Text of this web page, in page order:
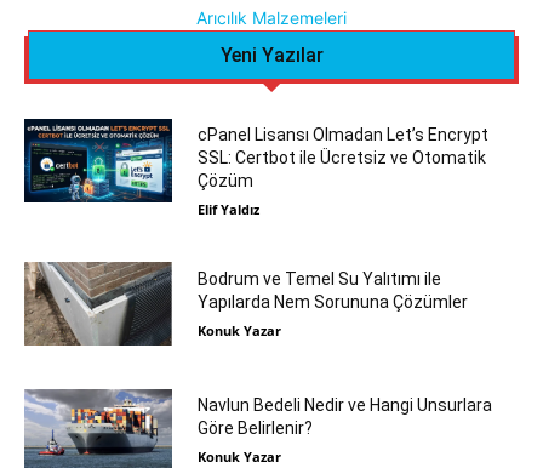
Arıcılık Malzemeleri
Yeni Yazılar
cPanel Lisansı Olmadan Let’s Encrypt
SSL: Certbot ile Ücretsiz ve Otomatik
Çözüm
Elif Yaldız
Bodrum ve Temel Su Yalıtımı ile
Yapılarda Nem Sorununa Çözümler
Konuk Yazar
Navlun Bedeli Nedir ve Hangi Unsurlara
Göre Belirlenir?
Konuk Yazar